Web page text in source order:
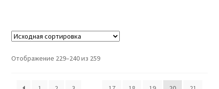
Отображение 229–240 из 259